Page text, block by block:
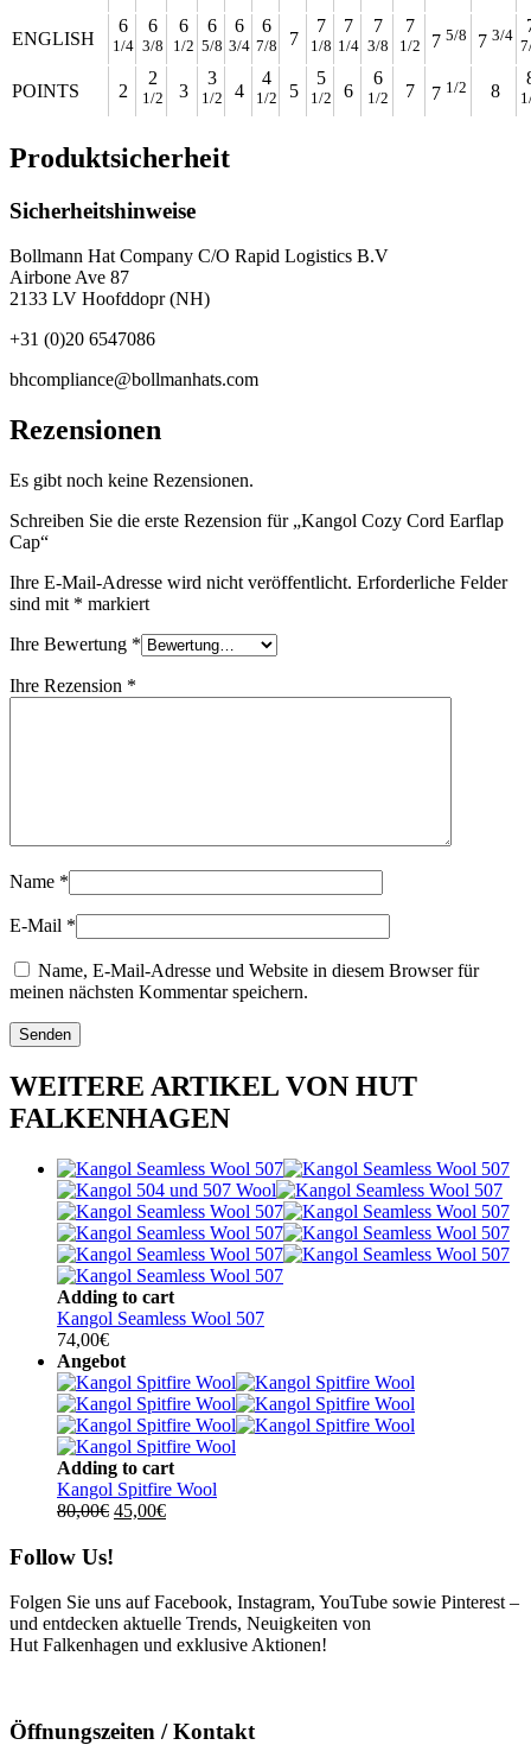
ENGLISH
6
1/4
6
3/8
6
1/2
6
5/8
6
3/4
6
7/8 7
7
1/8
7
1/4
7
3/8
7
1/2 7 5/8 7 3/4
POINTS 2
2
1/2 3
3
1/2 4
4
1/2 5
5
1/2 6
6
1/2 7 7 1/2 8
Produktsicherheit
Sicherheitshinweise
Bollmann Hat Company C/O Rapid Logistics B.V
Airbone Ave 87
2133 LV Hoofddopr (NH)
+31 (0)20 6547086
bhcompliance@bollmanhats.com
Rezensionen
Es gibt noch keine Rezensionen.
Schreiben Sie die erste Rezension für „Kangol Cozy Cord Earflap
Cap“
Ihre E-Mail-Adresse wird nicht veröffentlicht. Erforderliche Felder
sind mit * markiert
Ihre Bewertung *
Ihre Rezension *
Name *
E-Mail *
Name, E-Mail-Adresse und Website in diesem Browser für
meinen nächsten Kommentar speichern.
WEITERE ARTIKEL VON HUT
FALKENHAGEN
Adding to cart
Kangol Seamless Wool 507
74,00€
Angebot
Adding to cart
Kangol Spitfire Wool
80,00€ Ursprünglicher
45,00€Aktueller
Follow Us!
Folgen Sie uns auf Facebook, Instagram, YouTube sowie Pinterest –
und entdecken aktuelle Trends, Neuigkeiten von
Hut Falkenhagen und exklusive Aktionen!
Öffnungszeiten / Kontakt